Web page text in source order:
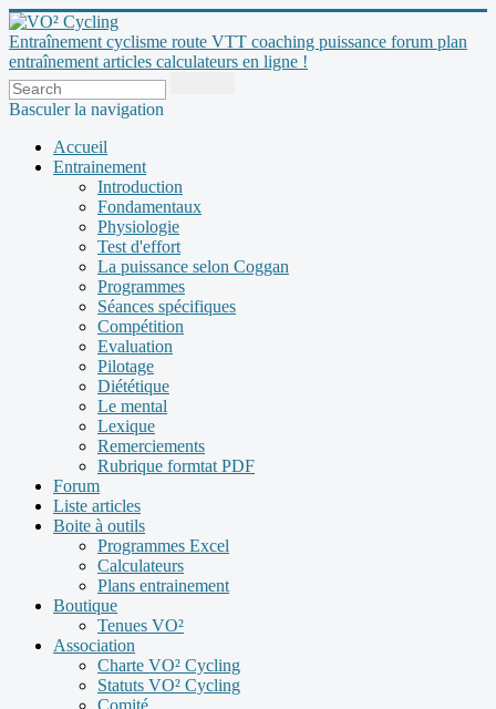
Entraînement cyclisme route VTT coaching puissance forum plan
entraînement articles calculateurs en ligne !
Basculer la navigation
Accueil
Entrainement
Introduction
Fondamentaux
Physiologie
Test d'effort
La puissance selon Coggan
Programmes
Séances spécifiques
Compétition
Evaluation
Pilotage
Diététique
Le mental
Lexique
Remerciements
Rubrique formtat PDF
Forum
Liste articles
Boite à outils
Programmes Excel
Calculateurs
Plans entrainement
Boutique
Tenues VO²
Association
Charte VO² Cycling
Statuts VO² Cycling
Comité